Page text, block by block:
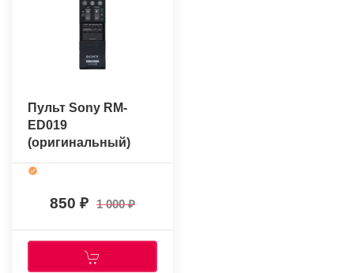
Пульт Sony RM-
ED019
(оригинальный)
850 1 000